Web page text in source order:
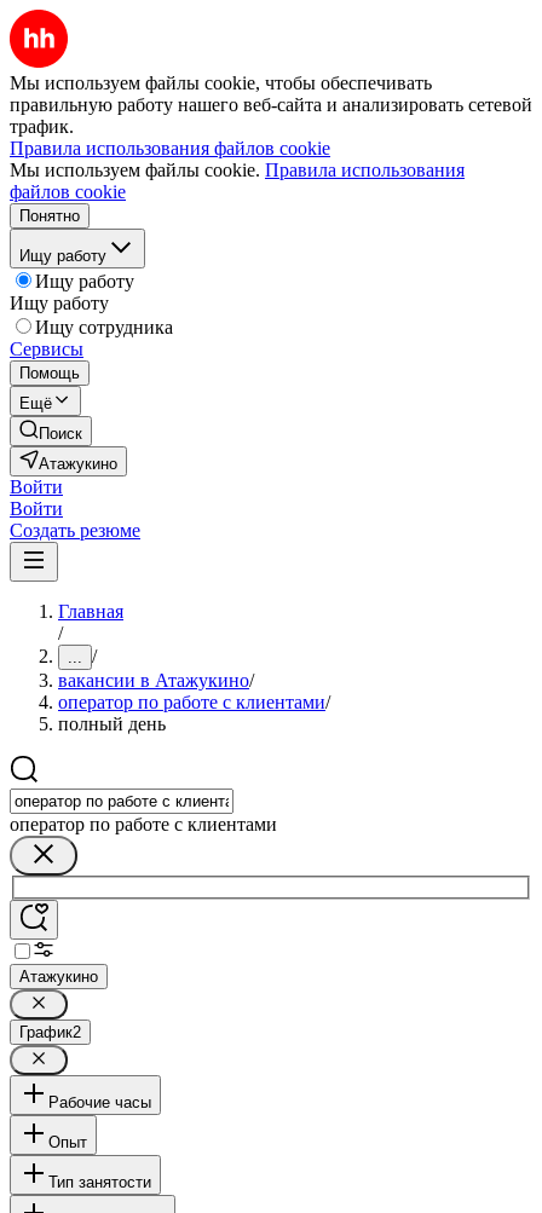
Мы используем файлы cookie, чтобы обеспечивать
правильную работу нашего веб-сайта и анализировать сетевой
трафик.
Правила использования файлов cookie
Мы используем файлы cookie. Правила использования
файлов cookie
Понятно
Ищу работу
Ищу работу
Ищу работу
Ищу сотрудника
Сервисы
Помощь
Ещё
Поиск
Атажукино
Войти
Войти
Создать резюме
Главная
/
... /
вакансии в Атажукино/
оператор по работе с клиентами/
полный день
оператор по работе с клиентами
Атажукино
График2
Рабочие часы
Опыт
Тип занятости